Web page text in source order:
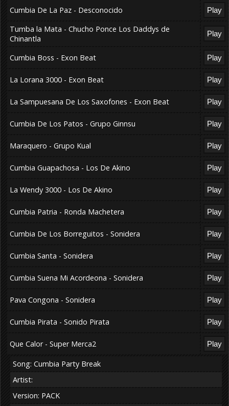
Cumbia De La Paz - Desconocido
Tumba la Mata - Chucho Ponce Los Daddys de
Chinantla
Cumbia Boss - Exon Beat
La Lorana 3000 - Exon Beat
La Sampuesana De Los Saxofones - Exon Beat
Cumbia De Los Patos - Grupo Ginnsu
Maraquero - Grupo Kual
Cumbia Guapachosa - Los De Akino
La Wendy 3000 - Los De Akino
Cumbia Patria - Ronda Machetera
Cumbia De Los Borreguitos - Sonidera
Cumbia Santa - Sonidera
Cumbia Suena Mi Acordeona - Sonidera
Pava Congona - Sonidera
Cumbia Pirata - Sonido Pirata
Que Calor - Super Merca2
Song: Cumbia Party Break
Artist:
Version: PACK